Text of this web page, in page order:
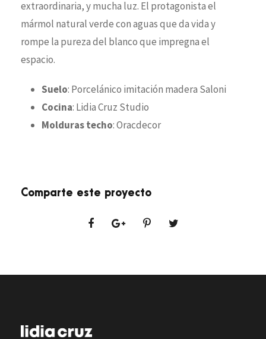
extraordinaria, y mucha luz. El protagonista el
mármol natural verde con aguas que da vida y
rompe la pureza del blanco que impregna el
espacio.
Suelo: Porcelánico imitación madera Saloni
Cocina: Lidia Cruz Studio
Molduras techo: Oracdecor
Comparte este proyecto